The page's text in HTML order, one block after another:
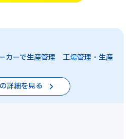
カーで生産管理 工場管理・生産
詳細を見る